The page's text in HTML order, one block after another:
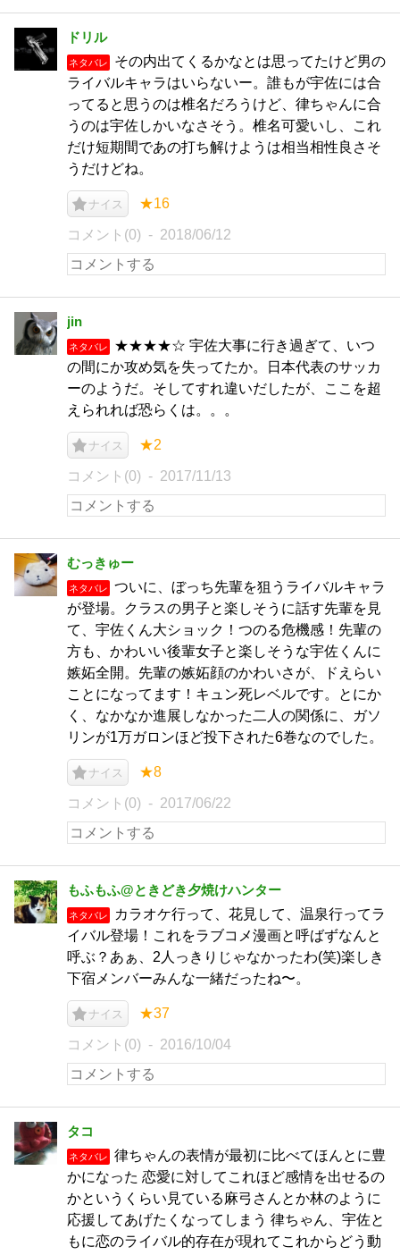
ドリル
ネタバレ
その内出てくるかなとは思ってたけど男の
ライバルキャラはいらないー。誰もが宇佐には合
ってると思うのは椎名だろうけど、律ちゃんに合
うのは宇佐しかいなさそう。椎名可愛いし、これ
だけ短期間であの打ち解けようは相当相性良さそ
うだけどね。
ナイス ★16
コメント(0) 2018/06/12
jin
ネタバレ
★★★★☆ 宇佐大事に行き過ぎて、いつ
の間にか攻め気を失ってたか。日本代表のサッカ
ーのようだ。そしてすれ違いだしたが、ここを超
えられれば恐らくは。。。
ナイス ★2
コメント(0) 2017/11/13
むっきゅー
ネタバレ
ついに、ぼっち先輩を狙うライバルキャラ
が登場。クラスの男子と楽しそうに話す先輩を見
て、宇佐くん大ショック！つのる危機感！先輩の
方も、かわいい後輩女子と楽しそうな宇佐くんに
嫉妬全開。先輩の嫉妬顔のかわいさが、ドえらい
ことになってます！キュン死レベルです。とにか
く、なかなか進展しなかった二人の関係に、ガソ
リンが1万ガロンほど投下された6巻なのでした。
ナイス ★8
コメント(0) 2017/06/22
もふもふ@ときどき夕焼けハンター
ネタバレ
カラオケ行って、花見して、温泉行ってラ
イバル登場！これをラブコメ漫画と呼ばずなんと
呼ぶ？あぁ、2人っきりじゃなかったわ(笑)楽しき
下宿メンバーみんな一緒だったね〜。
ナイス ★37
コメント(0) 2016/10/04
タコ
ネタバレ
律ちゃんの表情が最初に比べてほんとに豊
かになった 恋愛に対してこれほど感情を出せるの
かというくらい見ている麻弓さんとか林のように
応援してあげたくなってしまう 律ちゃん、宇佐と
もに恋のライバル的存在が現れてこれからどう動